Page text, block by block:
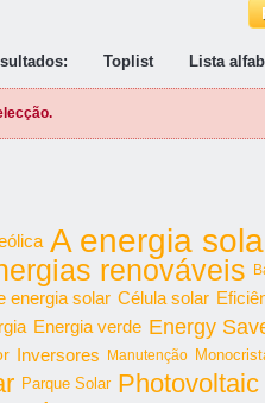
Toplist Lista
A energia
renováveis
energia solar Célula solar
Energia verde Energy
Inversores Manutenção
Parque Solar